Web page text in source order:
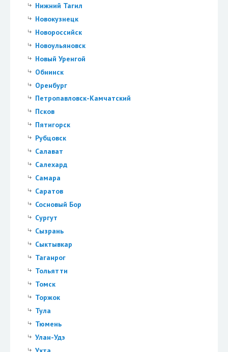
Нижний Тагил
Новокузнецк
Новороссийск
Новоульяновск
Новый Уренгой
Обнинск
Оренбург
Петропавловск-Камчатский
Псков
Пятигорск
Рубцовск
Салават
Салехард
Самара
Саратов
Сосновый Бор
Сургут
Сызрань
Сыктывкар
Таганрог
Тольятти
Томск
Торжок
Тула
Тюмень
Улан-Удэ